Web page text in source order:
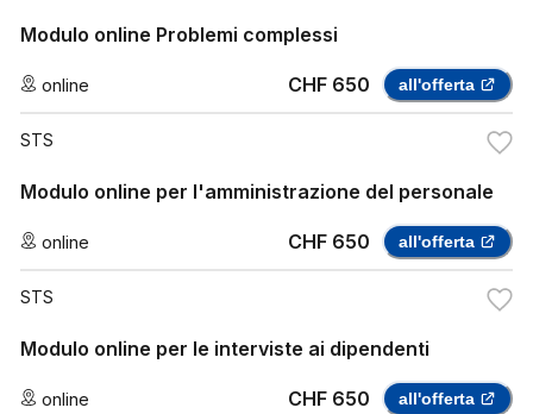
Modulo online Problemi complessi
online CHF 650 all'offerta
STS
Modulo online per l'amministrazione del personale
online CHF 650 all'offerta
STS
Modulo online per le interviste ai dipendenti
online CHF 650 all'offerta